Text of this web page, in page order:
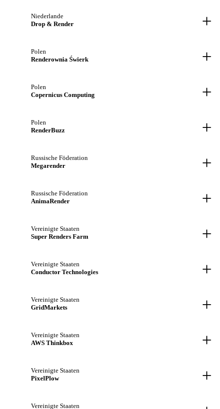
Niederlande
Drop & Render
+
Polen
Renderownia Świerk
+
Polen
Copernicus Computing
+
Polen
RenderBuzz
+
Russische Föderation
Megarender
+
Russische Föderation
AnimaRender
+
Vereinigte Staaten
Super Renders Farm
+
Vereinigte Staaten
Conductor Technologies
+
Vereinigte Staaten
GridMarkets
+
Vereinigte Staaten
AWS Thinkbox
+
Vereinigte Staaten
PixelPlow
+
Vereinigte Staaten